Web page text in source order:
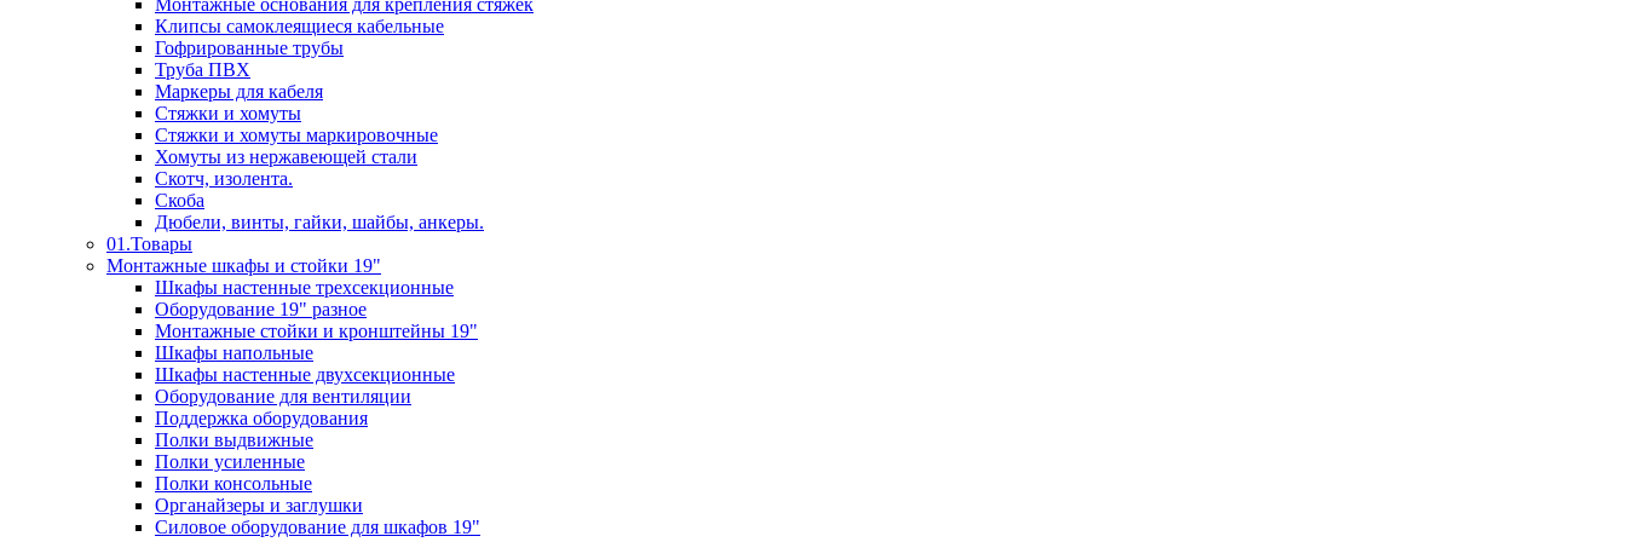
Монтажные основания для крепления стяжек
Клипсы самоклеящиеся кабельные
Гофрированные трубы
Труба ПВХ
Маркеры для кабеля
Стяжки и хомуты
Стяжки и хомуты маркировочные
Хомуты из нержавеющей стали
Скотч, изолента.
Скоба
Дюбели, винты, гайки, шайбы, анкеры.
01.Товары
Монтажные шкафы и стойки 19"
Шкафы настенные трехсекционные
Оборудование 19" разное
Монтажные стойки и кронштейны 19"
Шкафы напольные
Шкафы настенные двухсекционные
Оборудование для вентиляции
Поддержка оборудования
Полки выдвижные
Полки усиленные
Полки консольные
Органайзеры и заглушки
Силовое оборудование для шкафов 19"